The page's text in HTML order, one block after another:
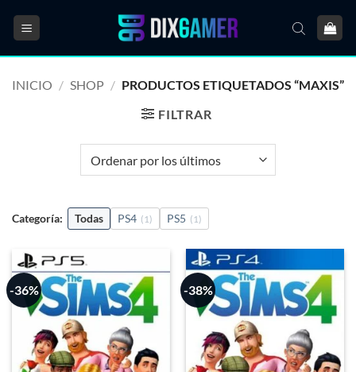
INICIO / SHOP / PRODUCTOS ETIQUETADOS “MAXIS”
FILTRAR
Categoría: Todas PS4 (1) PS5 (1)
-36% -38%